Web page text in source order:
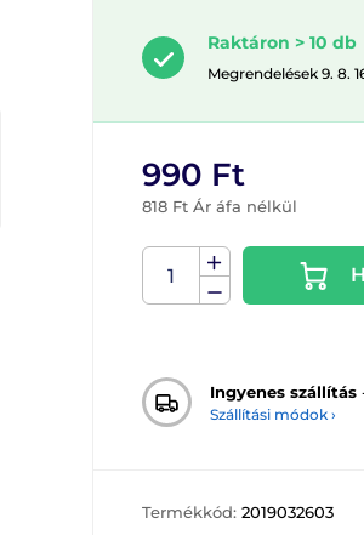
Raktáron > 10 db
Megrendelések 9. 8.
990 Ft
818 Ft Ár áfa nélkül
Ingyenes szállítás
Szállítási módok ›
Termékkód: 2019032603